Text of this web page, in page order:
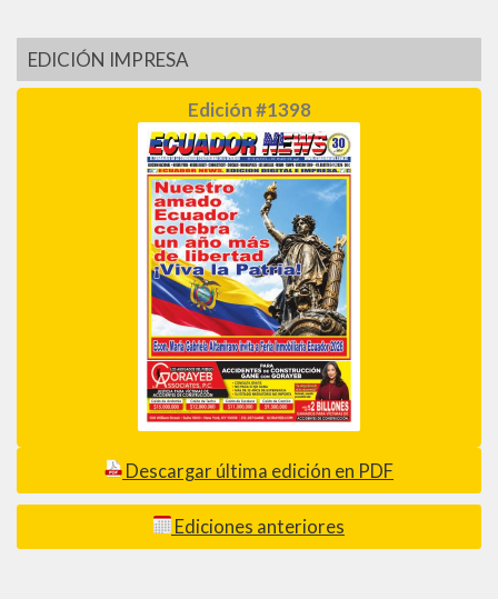
EDICIÓN IMPRESA
Edición #1398
Descargar última edición en PDF
Ediciones anteriores